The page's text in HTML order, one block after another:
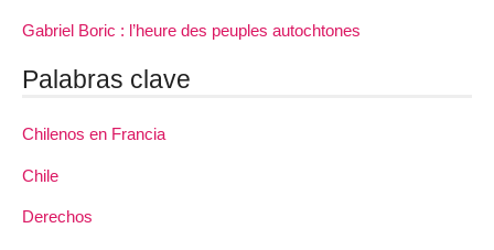
Gabriel Boric : l’heure des peuples autochtones
Palabras clave
Chilenos en Francia
Chile
Derechos